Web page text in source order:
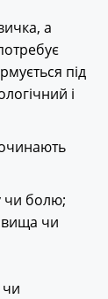
а
під
і
чи болю;
чи
чи